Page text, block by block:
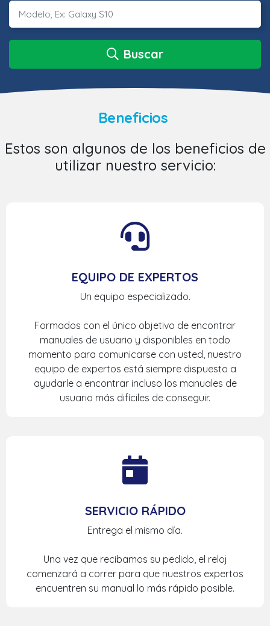
Buscar
Beneficios
Estos son algunos de los beneficios de
utilizar nuestro servicio:
EQUIPO DE EXPERTOS
Un equipo especializado.
Formados con el único objetivo de encontrar
manuales de usuario y disponibles en todo
momento para comunicarse con usted, nuestro
equipo de expertos está siempre dispuesto a
ayudarle a encontrar incluso los manuales de
usuario más difíciles de conseguir.
SERVICIO RÁPIDO
Entrega el mismo día.
Una vez que recibamos su pedido, el reloj
comenzará a correr para que nuestros expertos
encuentren su manual lo más rápido posible.